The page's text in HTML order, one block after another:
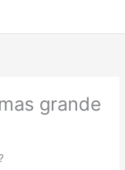
grande